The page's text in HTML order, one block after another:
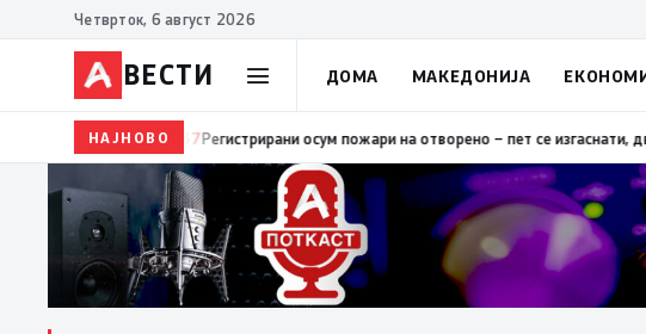
Четврток, 6 август 2026
ВЕСТИ ДОМА МАКЕДОНИЈА
НАЈНОВО
14:37Регистрирани осум пожари на отворено – пет се изгаснати, два се